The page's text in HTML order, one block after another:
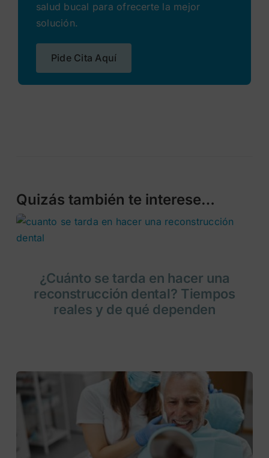
salud bucal para ofrecerte la mejor
solución.
Pide Cita Aquí
Quizás también te interese…
¿Cuánto se tarda en hacer una
reconstrucción dental? Tiempos
reales y de qué dependen